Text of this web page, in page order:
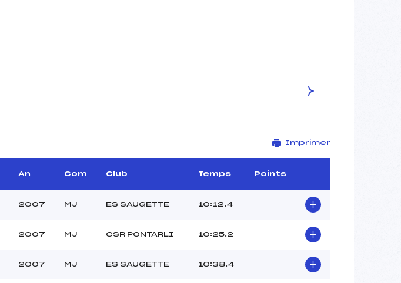
PRE PONCET
Distance :
2.65 km
Point Haut :
Imprimer
An Com Club Temps Points
2007 MJ ES SAUGETTE 10:12.4
2007 MJ CSR PONTARLI 10:25.2
2007 MJ ES SAUGETTE 10:38.4